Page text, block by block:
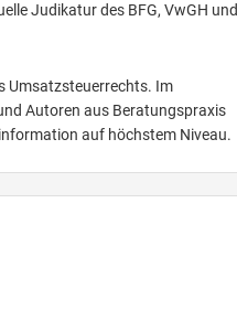
Judikatur des BFG, VwGH und
Umsatzsteuerrechts. Im
Autoren aus Beratungspraxis
auf höchstem Niveau.